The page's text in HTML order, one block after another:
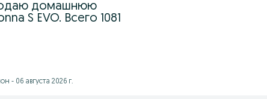
домашнюю
S EVO. Всего 1081
- 06 августа 2026 г.